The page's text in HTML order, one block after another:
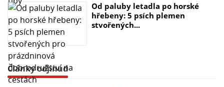
Od paluby letadla po horské
hřebeny: 5 psích plemen
stvořených...
Články odjinud